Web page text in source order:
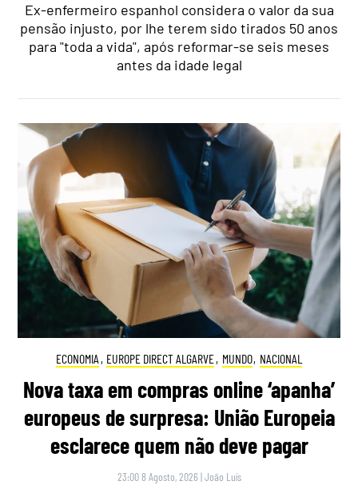
Ex-enfermeiro espanhol considera o valor da sua
pensão injusto, por lhe terem sido tirados 50 anos
para "toda a vida", após reformar-se seis meses
antes da idade legal
ECONOMIA , EUROPE DIRECT ALGARVE, MUNDO, NACIONAL
Nova taxa em compras online ‘apanha’
europeus de surpresa: União Europeia
esclarece quem não deve pagar
23:00 8 Agosto, 2026 |João Luís